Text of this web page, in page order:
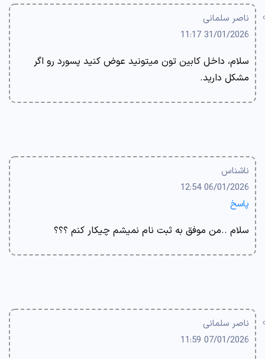
ناصر سلمانی
31/01/2026 11:17
سلام، داخل کابین تون میتونید عوض کنید پسورد رو اگر
مشکل دارید.
ناشناس
06/01/2026 12:54
پاسخ
سلام ..من موفق به ثبت نام نمیشم چیکار کنم ؟؟؟
ناصر سلمانی
07/01/2026 11:59